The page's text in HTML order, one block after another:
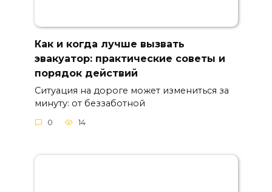
Как и когда лучше вызвать
эвакуатор: практические советы и
порядок действий
Ситуация на дороге может измениться за
минуту: от беззаботной
0 14